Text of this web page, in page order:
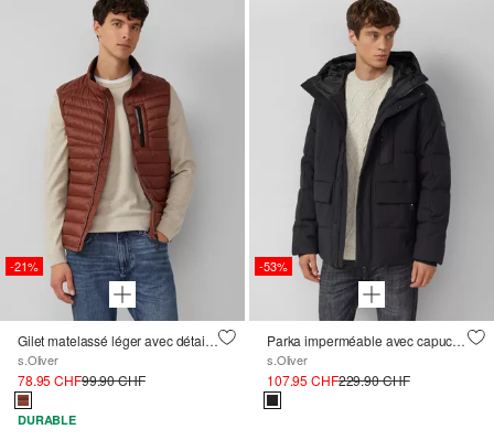
-21%
Gilet matelassé léger avec détails contrastés sportifs ; Vision circulaire à 360
s.Oliver
78.95 CHF99.90 CHF
DURABLE
-53%
Parka imperméable avec capuche et détails sportifs
s.Oliver
107.95 CHF229.90 CHF